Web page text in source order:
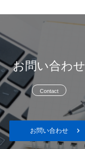
お問い合わせ
Contact
お問い合わせ